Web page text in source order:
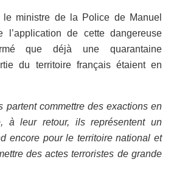
le ministre de la Police de Manuel
l’application de cette dangereuse
que déjà une quarantaine
du territoire français étaient en
partent commettre des exactions en
à leur retour, ils représentent un
encore pour le territoire national et
des actes terroristes de grande